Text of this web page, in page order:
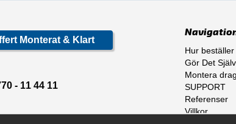
Monterat & Klart
- 11 44 11
Hur beställer
Gör Det
Montera
SUPPORT
Referenser
Villkor